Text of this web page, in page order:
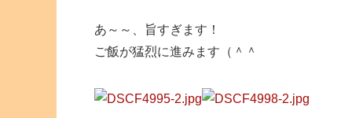
あ～～、旨すぎます！
ご飯が猛烈に進みます（＾＾